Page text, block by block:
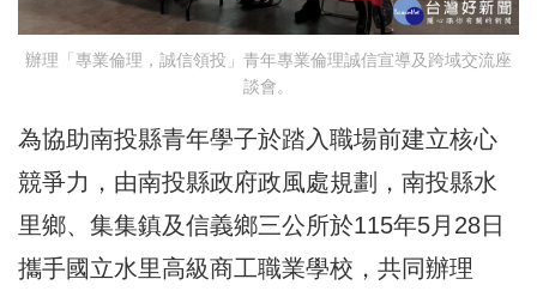
辦理「專業倫理，誠信領投」青年專業倫理誠信宣導及跨域交流座
談會。
為協助南投縣青年學子於踏入職場前建立核心
競爭力，由南投縣政府政風處規劃，南投縣水
里鄉、集集鎮及信義鄉三公所於115年5月28日
攜手國立水里高級商工職業學校，共同辦理